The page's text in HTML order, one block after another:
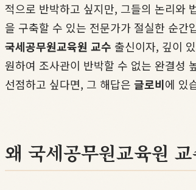
적으로 반박하고 싶지만, 그들의 논리와
을 구축할 수 있는 전문가가 절실한 순간
국세공무원교육원 교수 출신이자, 깊이
원하여 조사관이 반박할 수 없는 완결성
선점하고 싶다면, 그 해답은 글로비에 있
왜 국세공무원교육원